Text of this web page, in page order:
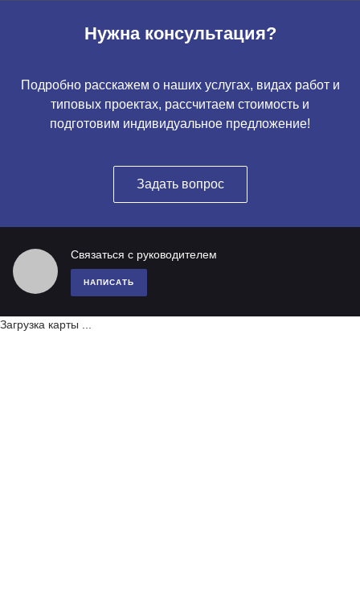
Нужна консультация?
Подробно расскажем о наших услугах, видах работ и
типовых проектах, рассчитаем стоимость и
подготовим индивидуальное предложение!
Задать вопрос
Связаться с руководителем
НАПИСАТЬ
Загрузка карты ...